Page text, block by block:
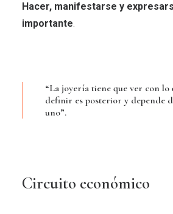
Hacer, manifestarse y
importante.
“La joyería tiene que ver con lo
definir es posterior y depende
uno”.
Circuito económico